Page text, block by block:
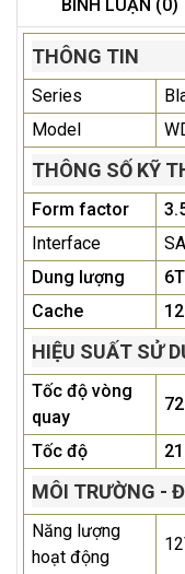
BÌNH LUẬN (0)
THÔNG TIN
Series
Model
THÔNG SỐ KỸ
Form factor
Interface
Dung lượng
Cache
HIỆU SUẤT SỬ
Tốc độ vòng
quay
Tốc độ
MÔI TRƯỜNG -
Năng lượng
hoạt động